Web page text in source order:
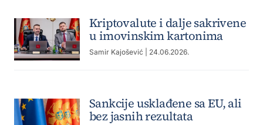
Kriptovalute i dalje sakrivene
u imovinskim kartonima
Samir Kajošević | 24.06.2026.
Sankcije usklađene sa EU, ali
bez jasnih rezultata